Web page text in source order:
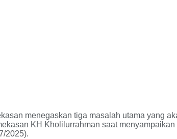
menegaskan tiga masalah utama yang
KH Kholilurrahman saat
2025).